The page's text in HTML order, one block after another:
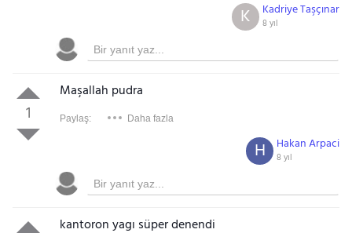
Kadriye Taşçınar
8 yıl
K
1
Maşallah pudra
Paylaş: Daha fazla
Hakan Arpaci
8 yıl
H
kantoron yagı süper denendi